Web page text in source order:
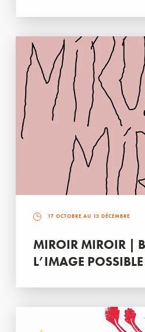
17 OCTOBRE AU 13 DÉCEMBRE
MIROIR MIROIR |
L’IMAGE